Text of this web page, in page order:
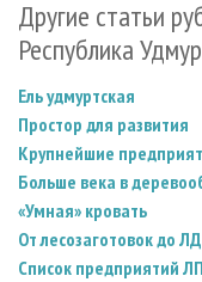
Другие статьи
Республика
Ель удмуртская
Простор для развития
Крупнейшие
Больше века в
«Умная» кровать
От лесозаготовок до
Список предприятий